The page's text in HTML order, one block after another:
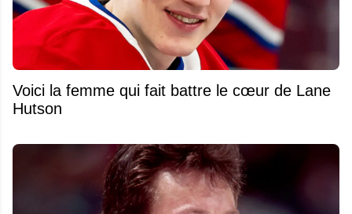
Voici la femme qui fait battre le cœur de Lane
Hutson